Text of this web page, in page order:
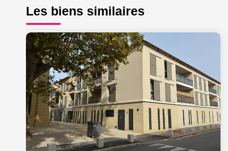
Les biens similaires